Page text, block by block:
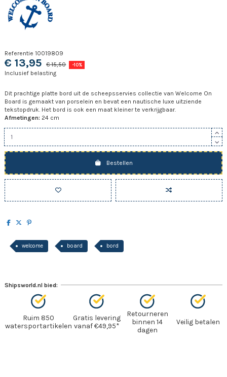
Referentie 10019809
€ 13,95 € 15,50 -10%
Inclusief belasting
Dit prachtige platte bord uit de scheepsservies collectie van Welcome On
Board is gemaakt van porselein en bevat een nautische luxe uitziende
tekstopdruk. Het bord is ook een maat kleiner te verkrijgbaar.
Afmetingen: 24 cm
Bestellen
welcome board bord
Shipsworld.nl bied:
Ruim 850
watersportartikelen
Gratis levering
vanaf €49,95*
Retourneren
binnen 14
dagen
Veilig betalen